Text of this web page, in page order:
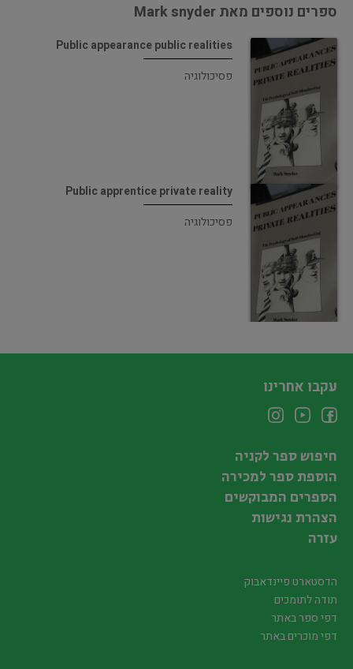
ספרים נוספים מאת Mark snyder
Public appearance public realities
פסיכולוגיה
Public apprentice private reality
פסיכולוגיה
עקבו אחרינו
חיפוש ספר לקניה
הוספת ספר למכירה
הספרים המבוקשים
הצהרת נגישות
עזרה
הדסטארט פיינדאבוק
תודה לתומכים
דפי ספר באתר
דפי מוכרים באתר